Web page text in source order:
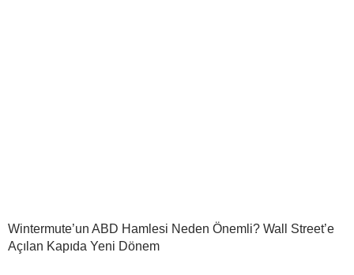
Wintermute’un ABD Hamlesi Neden Önemli? Wall Street’e
Açılan Kapıda Yeni Dönem